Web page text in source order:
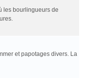
les bourlingueurs de
et papotages divers. La